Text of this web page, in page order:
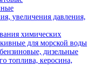
увеличения давления,
химических
для морской воды
дизельные
топлива, керосина,